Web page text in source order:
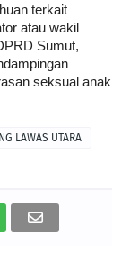
terkait
atau wakil
Sumut,
seksual anak
LAWAS UTARA